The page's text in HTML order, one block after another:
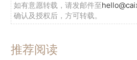
如有意愿转载，请发邮件至
确认及授权后，方可转载。
推荐阅读